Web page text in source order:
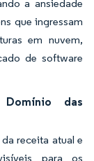
a ansiedade
que ingressam
em nuvem,
de software
das
receita atual e
para os